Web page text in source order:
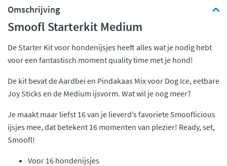
Omschrijving
Smoofl Starterkit Medium
De Starter Kit voor hondenijsjes heeft alles wat je nodig hebt
voor een fantastisch moment quality time met je hond!
De kit bevat de Aardbei en Pindakaas Mix voor Dog Ice, eetbare
Joy Sticks en de Medium ijsvorm. Wat wil je nog meer?
Je maakt maar liefst 16 van je lieverd’s favoriete Smooflicious
ijsjes mee, dat betekent 16 momenten van plezier! Ready, set,
Smoofl!
Voor 16 hondenijsjes